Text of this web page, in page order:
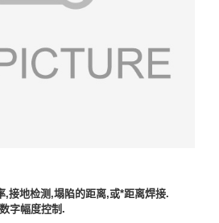
,接地检测 ,塌陷的距离,或*距离焊接.
字幅度控制.